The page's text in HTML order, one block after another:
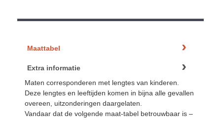
Maattabel
Extra informatie
Maten corresponderen met lengtes van kinderen.
Deze lengtes en leeftijden komen in bijna alle gevallen
overeen, uitzonderingen daargelaten.
Vandaar dat de volgende maat-tabel betrouwbaar is –